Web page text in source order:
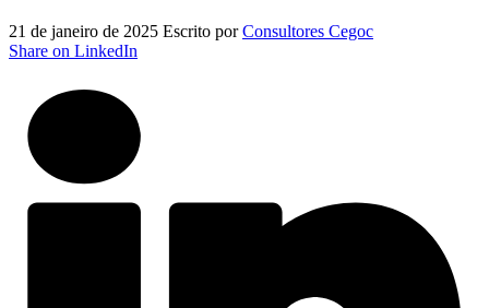
21 de janeiro de 2025 Escrito porConsultores Cegoc
Share on LinkedIn